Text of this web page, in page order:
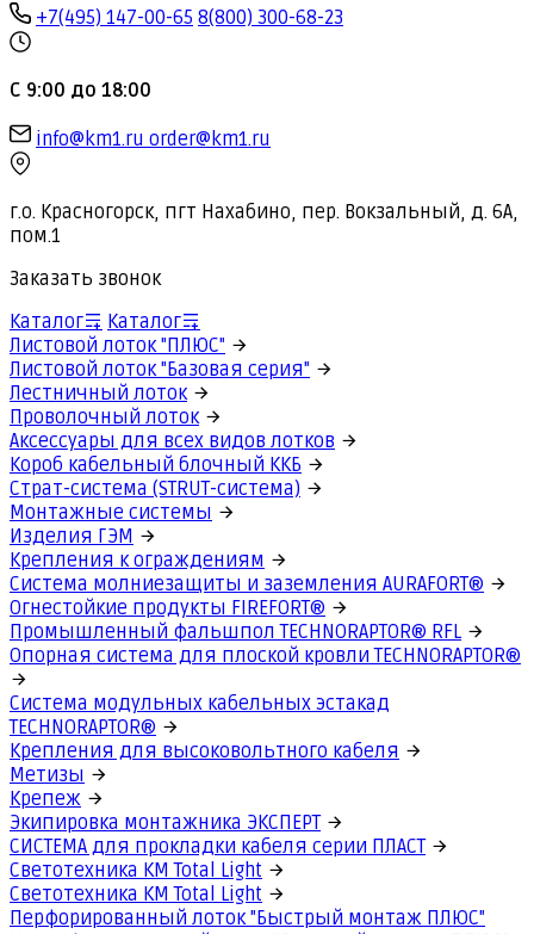
+7(495) 147-00-65 8(800) 300-68-23
С 9:00 до 18:00
info@km1.ru order@km1.ru
г.о. Красногорск, пгт Нахабино, пер. Вокзальный, д. 6А,
пом.1
Заказать звонок
Каталог
Каталог
Листовой лоток "ПЛЮС"
Листовой лоток "Базовая серия"
Лестничный лоток
Проволочный лоток
Аксессуары для всех видов лотков
Короб кабельный блочный ККБ
Страт-система (STRUT-система)
Монтажные системы
Изделия ГЭМ
Крепления к ограждениям
Система молниезащиты и заземления AURAFORT®
Огнестойкие продукты FIREFORT®
Промышленный фальшпол TECHNORAPTOR® RFL
Опорная система для плоской кровли TECHNORAPTOR®
Система модульных кабельных эстакад
TECHNORAPTOR®
Крепления для высоковольтного кабеля
Метизы
Крепеж
Экипировка монтажника ЭКСПЕРТ
СИСТЕМА для прокладки кабеля серии ПЛАСТ
Светотехника КМ Total Light
Светотехника КМ Total Light
Перфорированный лоток "Быстрый монтаж ПЛЮС"